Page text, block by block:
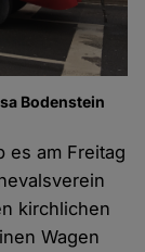
Bodenstein
es am Freitag
kirchlichen
Wagen